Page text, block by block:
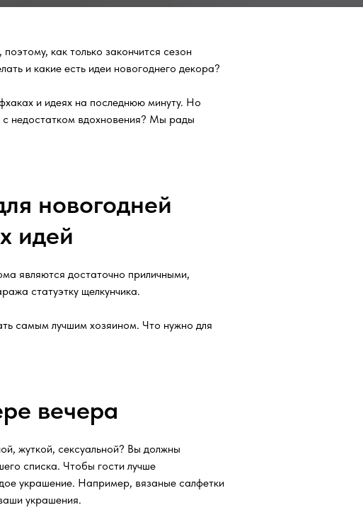
как только закончится сезон
и какие есть идеи новогоднего декора?
и идеях на последнюю минуту. Но
с недостатком вдохновения? Мы рады
новогодней
идей
являются достаточно приличными,
статуэтку щелкунчика.
самым лучшим хозяином. Что нужно для
вечера
жуткой, сексуальной? Вы должны
списка. Чтобы гости лучше
украшение. Например, вязаные салфетки
украшения.